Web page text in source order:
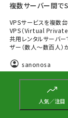
人気／注目
複数サーバー間で
VPSサービスを複数台
VPS（Virtual Private
共用レンタルサーバ
ザー（数人～数百人）
sanonosa